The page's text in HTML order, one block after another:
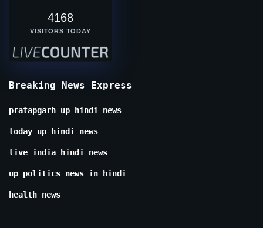
4168
VISITORS TODAY
Breaking News Express
pratapgarh up hindi news
today up hindi news
live india hindi news
up politics news in hindi
health news